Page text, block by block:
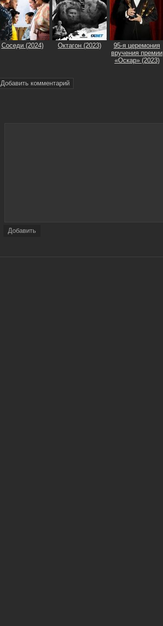
Соседи (2024) Октагон (2023)
95-я церемония
вручения премии
«Оскар» (2023)
Добавить комментарий
Добавить